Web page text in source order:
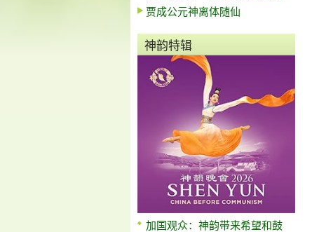
贾成公元神离体随仙
神韵特辑
加国观众：神韵带来希望和鼓